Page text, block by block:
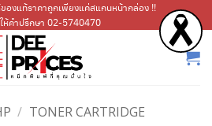
องแท้ราคาถูกเพียงแค่สแกนหน้ากล่อง !!
ห้คำปรึกษา 02-5740470
/ TONER CARTRIDGE